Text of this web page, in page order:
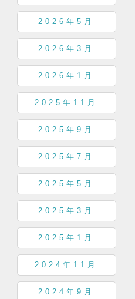
2026年5月
2026年3月
2026年1月
2025年11月
2025年9月
2025年7月
2025年5月
2025年3月
2025年1月
2024年11月
2024年9月